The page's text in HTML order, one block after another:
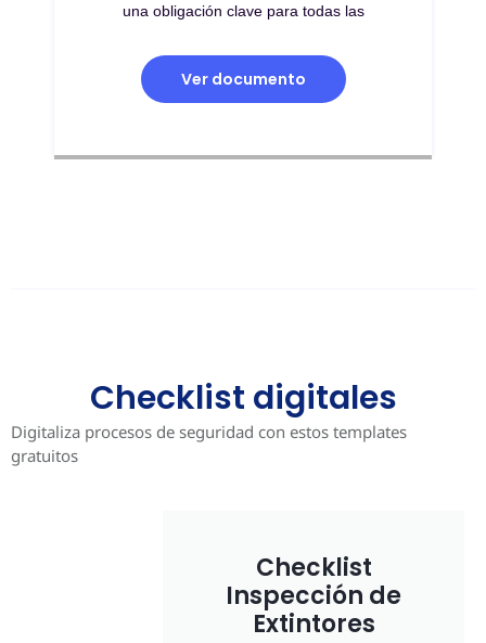
una obligación clave para todas las
Ver documento
Checklist digitales
Digitaliza procesos de seguridad con estos templates
gratuitos
Checklist
Inspección de
Extintores